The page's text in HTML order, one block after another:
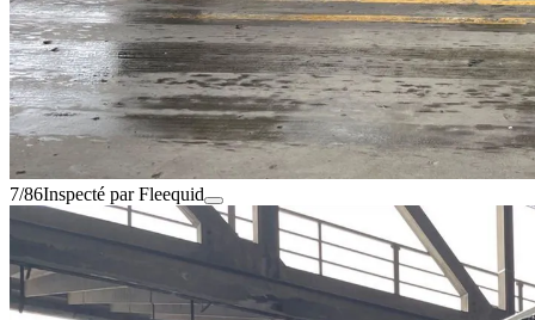
7/86Inspecté par Fleequid